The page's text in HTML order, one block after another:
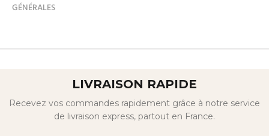
GÉNÉRALES
LIVRAISON RAPIDE
Recevez vos commandes rapidement grâce à notre service
de livraison express, partout en France.